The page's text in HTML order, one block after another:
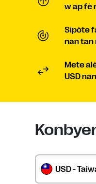
w ap fè
Sipòte
nan tan
Mete
USD
USD -